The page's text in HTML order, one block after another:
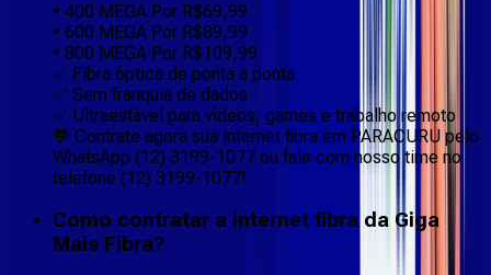
• 400 MEGA Por R$69,99
• 600 MEGA Por R$89,99
• 800 MEGA Por R$109,99
✅ Fibra óptica de ponta a ponta
✅ Sem franquia de dados
✅ Ultraestável para vídeos, games e trabalho remoto
💬 Contrate agora sua internet fibra em PARACURU pelo
WhatsApp (12) 3199-1077 ou fale com nosso time no
telefone (12) 3199-1077!
Como contratar a internet fibra da Giga
Mais Fibra?